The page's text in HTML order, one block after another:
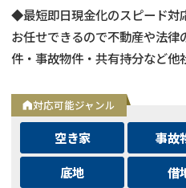
◆最短即日現金化のスピード
お任せできるので不動産や法
件・事故物件・共有持分など他
取◆残置物・ゴミ屋敷・シロ
買取対応可能ジャンル
空き家 事故
底地
借